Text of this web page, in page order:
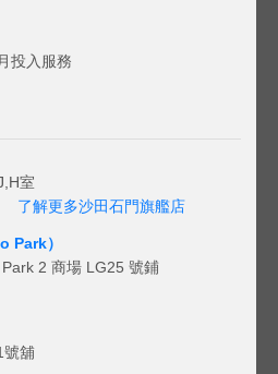
投入服務
室
了解更多沙田石門旗艦店
Park）
2 商場 LG25 號鋪
號舖